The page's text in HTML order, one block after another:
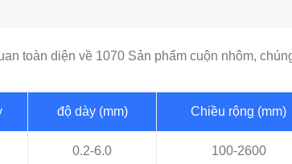
toàn diện về 1070 Sản phẩm cuộn nhôm,
độ dày (mm) Chiều rộng (mm)
0.2-6.0 100-2600